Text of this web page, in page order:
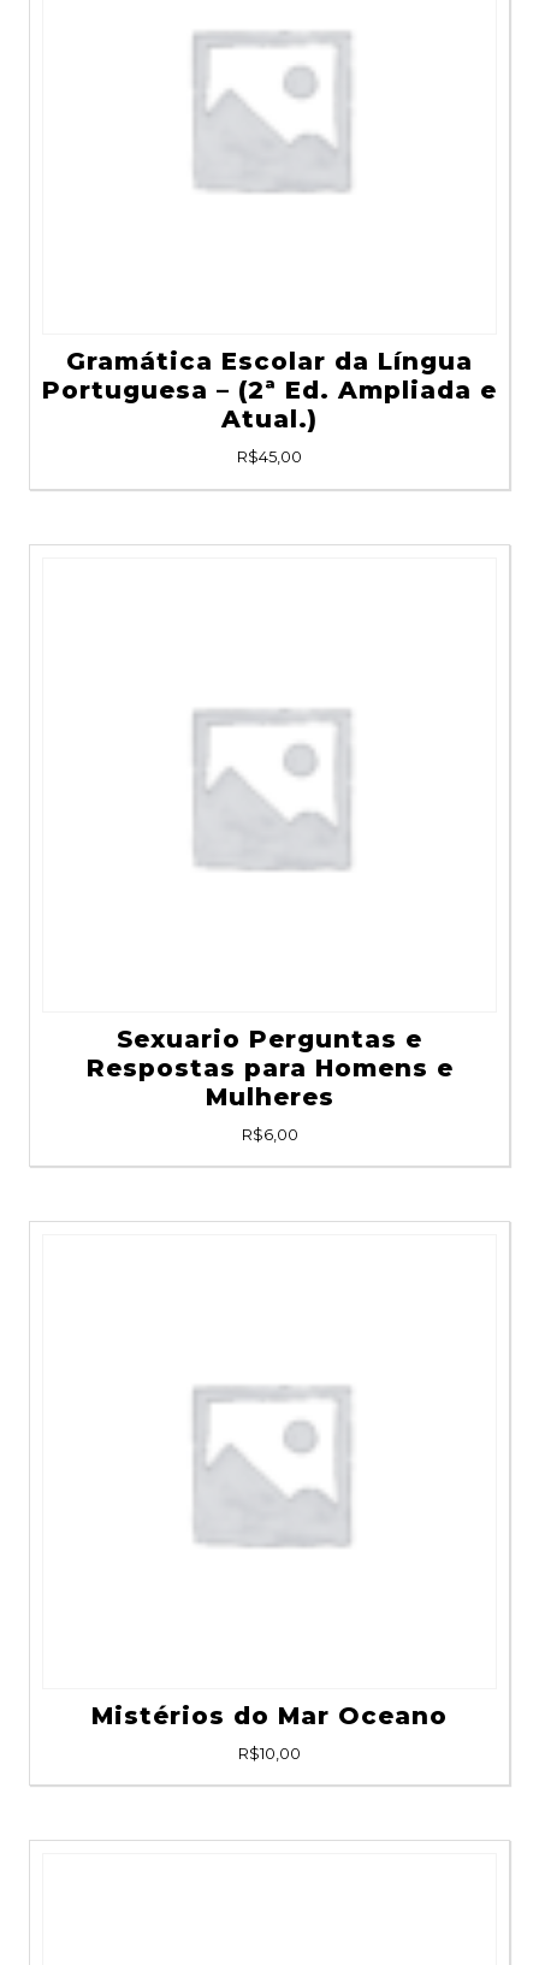
Gramática Escolar da Língua
Portuguesa – (2ª Ed. Ampliada e
Atual.)
R$45,00
Sexuario Perguntas e
Respostas para Homens e
Mulheres
R$6,00
Mistérios do Mar Oceano
R$10,00